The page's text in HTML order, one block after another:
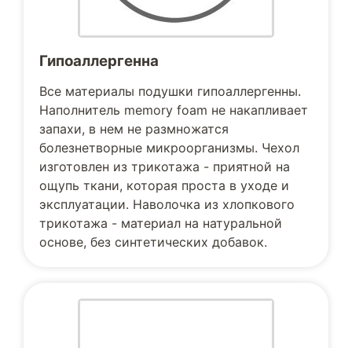
Гипоаллергенна
Все материалы подушки гипоаллергенны.
Наполнитель memory foam не накапливает
запахи, в нем не размножатся
болезнетворные микроорганизмы. Чехол
изготовлен из трикотажа - приятной на
ощупь ткани, которая проста в уходе и
эксплуатации. Наволочка из хлопкового
трикотажа - материал на натуральной
основе, без синтетических добавок.